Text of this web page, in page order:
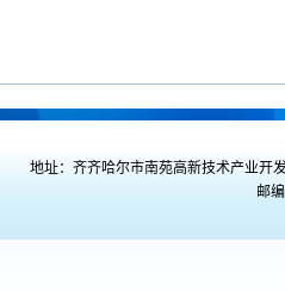
地址：齐齐哈尔市南苑高新技术产业开
邮